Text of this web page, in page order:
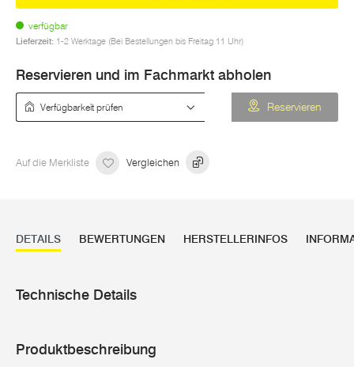
verfügbar
Lieferzeit: 1-2 Werktage (Bei Bestellungen bis Freitag 11 Uhr)
Reservieren und im Fachmarkt abholen
Reservieren
Auf die Merkliste Vergleichen
DETAILS BEWERTUNGEN HERSTELLERINFOS
Technische Details
Produktbeschreibung